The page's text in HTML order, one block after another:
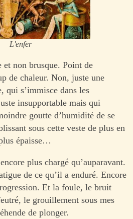
L'enfer
non brusque. Point de
de chaleur. Non, juste une
qui s’immisce dans les
insupportable mais qui
goutte d’humidité de se
sous cette veste de plus en
épaisse…
plus chargé qu’auparavant.
de ce qu’il a enduré. Encore
Et la foule, le bruit
le grouillement sous mes
de plonger.